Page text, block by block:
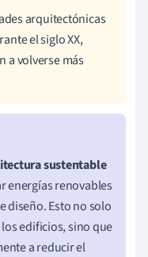
arquitectónicas
el siglo XX,
a volverse más
sustentable
energías renovables
diseño. Esto no solo
edificios, sino que
a reducir el